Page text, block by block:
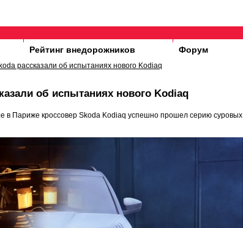
Рейтинг внедорожников Форум
рассказали об испытаниях нового Kodiaq
об испытаниях нового Kodiaq
в Париже кроссовер Skoda Kodiaq успешно прошел серию суровых